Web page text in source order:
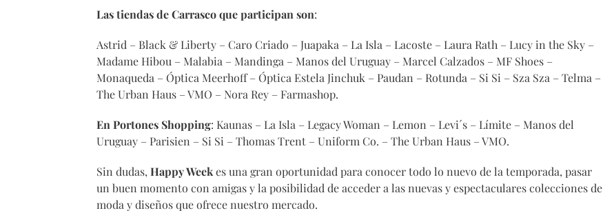
Las tiendas de Carrasco que participan son:
Astrid – Black & Liberty – Caro Criado – Juapaka – La Isla – Lacoste – Laura Rath – Lucy in the Sky –
Madame Hibou – Malabia – Mandinga – Manos del Uruguay – Marcel Calzados – MF Shoes –
Monaqueda – Óptica Meerhoff – Óptica Estela Jinchuk – Paudan – Rotunda – Si Si – Sza Sza – Telma –
The Urban Haus – VMO – Nora Rey – Farmashop.
En Portones Shopping: Kaunas – La Isla – Legacy Woman – Lemon – Levi´s – Límite – Manos del
Uruguay – Parisien – Si Si – Thomas Trent – Uniform Co. – The Urban Haus – VMO.
Sin dudas, Happy Weekes una gran oportunidad para conocer todo lo nuevo de la temporada, pasar
un buen momento con amigas y la posibilidad de acceder a las nuevas y espectaculares colecciones de
moda y diseños que ofrece nuestro mercado.